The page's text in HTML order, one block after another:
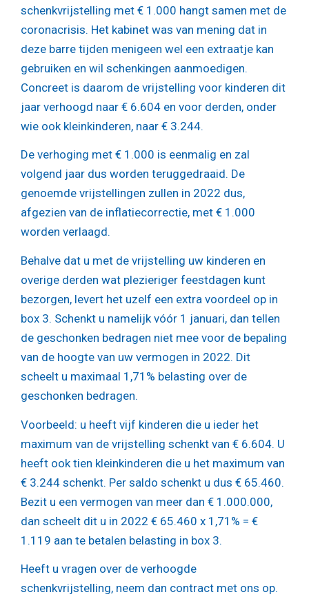
schenkvrijstelling met € 1.000 hangt samen met de
coronacrisis. Het kabinet was van mening dat in
deze barre tijden menigeen wel een extraatje kan
gebruiken en wil schenkingen aanmoedigen.
Concreet is daarom de vrijstelling voor kinderen dit
jaar verhoogd naar € 6.604 en voor derden, onder
wie ook kleinkinderen, naar € 3.244.
De verhoging met € 1.000 is eenmalig en zal
volgend jaar dus worden teruggedraaid. De
genoemde vrijstellingen zullen in 2022 dus,
afgezien van de inflatiecorrectie, met € 1.000
worden verlaagd.
Behalve dat u met de vrijstelling uw kinderen en
overige derden wat plezieriger feestdagen kunt
bezorgen, levert het uzelf een extra voordeel op in
box 3. Schenkt u namelijk vóór 1 januari, dan tellen
de geschonken bedragen niet mee voor de bepaling
van de hoogte van uw vermogen in 2022. Dit
scheelt u maximaal 1,71% belasting over de
geschonken bedragen.
Voorbeeld: u heeft vijf kinderen die u ieder het
maximum van de vrijstelling schenkt van € 6.604. U
heeft ook tien kleinkinderen die u het maximum van
€ 3.244 schenkt. Per saldo schenkt u dus € 65.460.
Bezit u een vermogen van meer dan € 1.000.000,
dan scheelt dit u in 2022 € 65.460 x 1,71% = €
1.119 aan te betalen belasting in box 3.
Heeft u vragen over de verhoogde
schenkvrijstelling, neem dan contract met ons op.